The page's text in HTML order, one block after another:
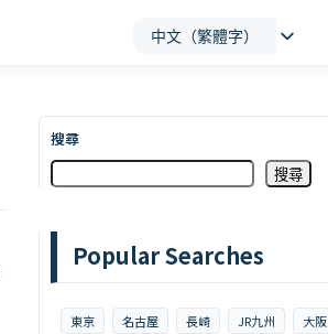
中文（繁體字）
搜尋
搜尋
Popular Searches
東京 名古屋 長崎 JR九州
大阪